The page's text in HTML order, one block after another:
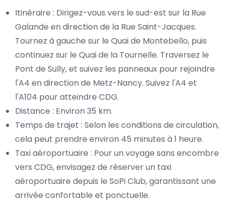
Itinéraire : Dirigez-vous vers le sud-est sur la Rue
Galande en direction de la Rue Saint-Jacques.
Tournez à gauche sur le Quai de Montebello, puis
continuez sur le Quai de la Tournelle. Traversez le
Pont de Sully, et suivez les panneaux pour rejoindre
l'A4 en direction de Metz-Nancy. Suivez l'A4 et
l'A104 pour atteindre CDG.
Distance : Environ 35 km.
Temps de trajet : Selon les conditions de circulation,
cela peut prendre environ 45 minutes à 1 heure.
Taxi aéroportuaire : Pour un voyage sans encombre
vers CDG, envisagez de réserver un taxi
aéroportuaire depuis le SoPi Club, garantissant une
arrivée confortable et ponctuelle.